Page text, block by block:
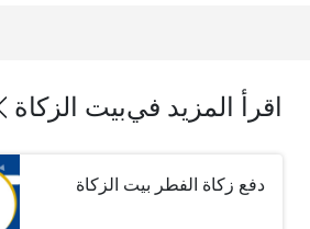
اقرأ المزيد فيبيت الزكاة
دفع زكاة الفطر بيت الزكاة